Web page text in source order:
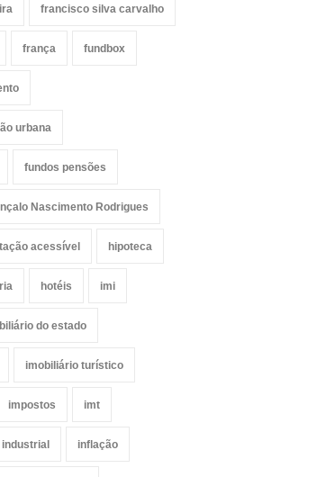
francisco silva carvalho
frança fundbox
urbana
fundos pensões
Nascimento Rodrigues
acessível hipoteca
hotéis imi
do estado
imobiliário turístico
impostos imt
industrial inflação